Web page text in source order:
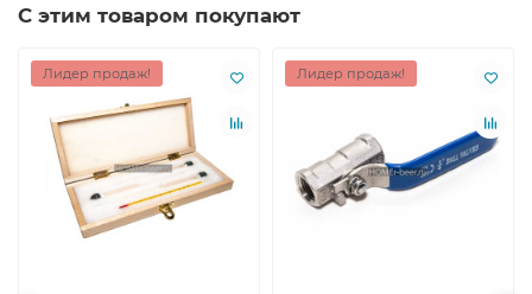
С этим товаром покупают
Лидер продаж! Лидер продаж!